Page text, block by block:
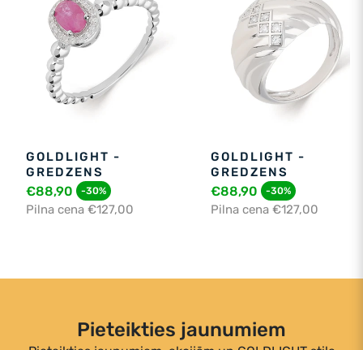
GOLDLIGHT -
GREDZENS
€88,90 -30%
Pilna cena €127,00
GOLDLIGHT -
GREDZENS
€88,90 -30%
Pilna cena €127,00
Pieteikties jaunumiem